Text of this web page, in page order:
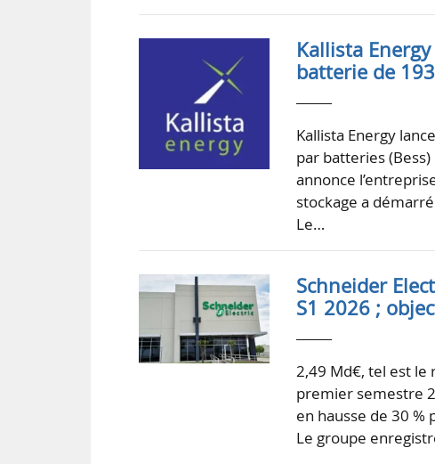
Kallista
batterie de
Kallista Energy
par batteries
annonce
stockage a
Le…
Schneider
S1 2026 ;
2,49 Md€, tel est le
premier semestre
en hausse de 30 %
Le groupe